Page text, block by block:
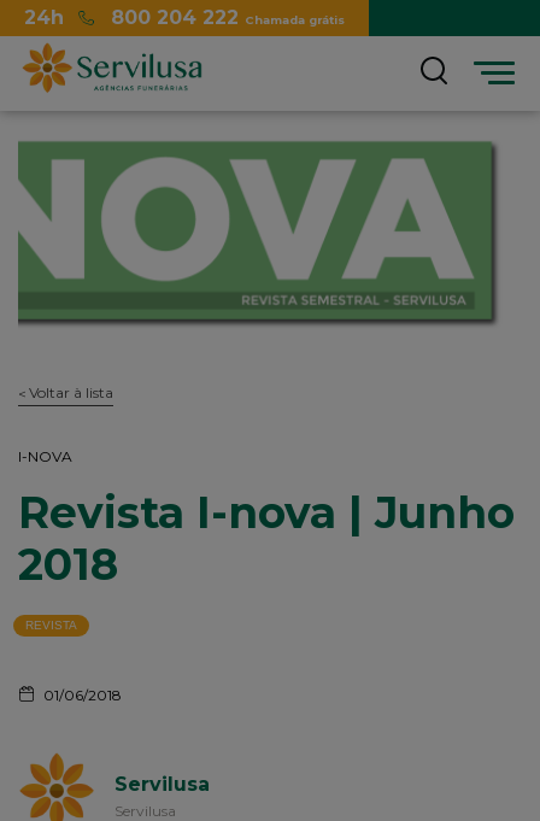
24h 800 204 222 Chamada grátis
Menu
Voltar à lista
I-NOVA
Revista I-nova | Junho
2018
REVISTA
01/06/2018
Servilusa
Servilusa